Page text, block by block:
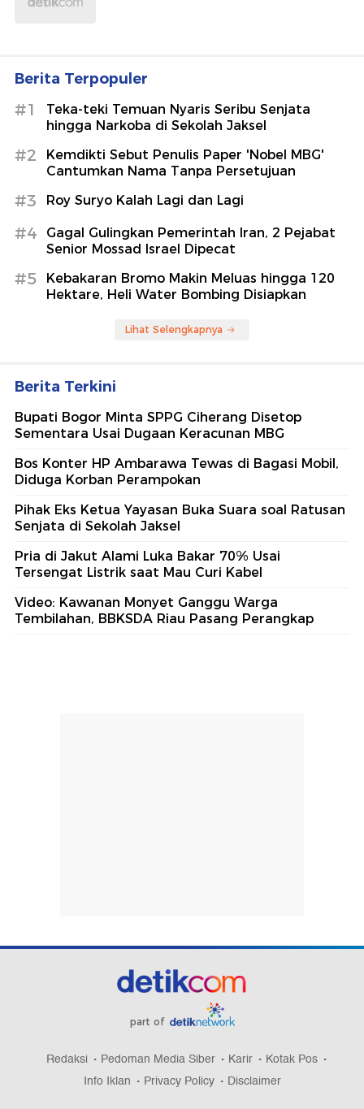
Berita Terpopuler
#1
Teka-teki Temuan Nyaris Seribu Senjata
hingga Narkoba di Sekolah Jaksel
#2
Kemdikti Sebut Penulis Paper 'Nobel MBG'
Cantumkan Nama Tanpa Persetujuan
#3 Roy Suryo Kalah Lagi dan Lagi
#4
Gagal Gulingkan Pemerintah Iran, 2 Pejabat
Senior Mossad Israel Dipecat
#5
Kebakaran Bromo Makin Meluas hingga 120
Hektare, Heli Water Bombing Disiapkan
Lihat Selengkapnya
Berita Terkini
Bupati Bogor Minta SPPG Ciherang Disetop
Sementara Usai Dugaan Keracunan MBG
Bos Konter HP Ambarawa Tewas di Bagasi Mobil,
Diduga Korban Perampokan
Pihak Eks Ketua Yayasan Buka Suara soal Ratusan
Senjata di Sekolah Jaksel
Pria di Jakut Alami Luka Bakar 70% Usai
Tersengat Listrik saat Mau Curi Kabel
Video: Kawanan Monyet Ganggu Warga
Tembilahan, BBKSDA Riau Pasang Perangkap
part of
Redaksi Pedoman Media Siber Karir
Kotak Pos
Info Iklan
Privacy Policy Disclaimer